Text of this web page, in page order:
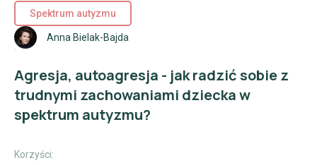
Anna Bielak-Bajda
Spektrum autyzmu
Agresja, autoagresja - jak radzić sobie z
trudnymi zachowaniami dziecka w
spektrum autyzmu?
Korzyści: